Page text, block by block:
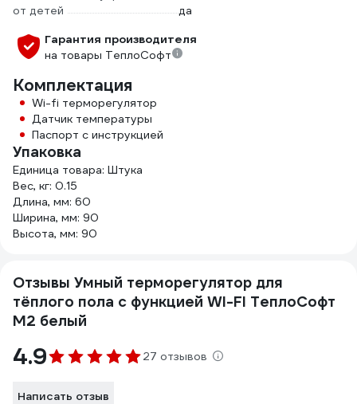
от детей
да
Гарантия производителя
на товары ТеплоСофт
Комплектация
Wi-fi терморегулятор
Датчик температуры
Паспорт с инструкцией
Упаковка
Единица товара: Штука
Вес, кг: 0.15
Длина, мм: 60
Ширина, мм: 90
Высота, мм: 90
Отзывы Умный терморегулятор для
тёплого пола с функцией WI-FI ТеплоСофт
М2 белый
4.9 27 отзывов
Написать отзыв